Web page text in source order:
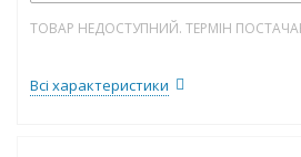
ТОВАР НЕДОСТУПНИЙ. ТЕРМІН
Всі характеристики